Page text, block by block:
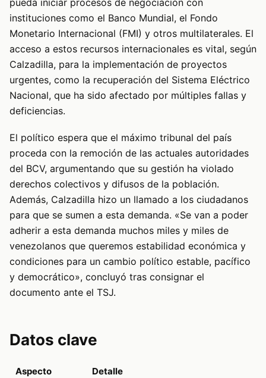
pueda iniciar procesos de negociación con
instituciones como el Banco Mundial, el Fondo
Monetario Internacional (FMI) y otros multilaterales. El
acceso a estos recursos internacionales es vital, según
Calzadilla, para la implementación de proyectos
urgentes, como la recuperación del Sistema Eléctrico
Nacional, que ha sido afectado por múltiples fallas y
deficiencias.
El político espera que el máximo tribunal del país
proceda con la remoción de las actuales autoridades
del BCV, argumentando que su gestión ha violado
derechos colectivos y difusos de la población.
Además, Calzadilla hizo un llamado a los ciudadanos
para que se sumen a esta demanda. «Se van a poder
adherir a esta demanda muchos miles y miles de
venezolanos que queremos estabilidad económica y
condiciones para un cambio político estable, pacífico
y democrático», concluyó tras consignar el
documento ante el TSJ.
Datos clave
Aspecto Detalle